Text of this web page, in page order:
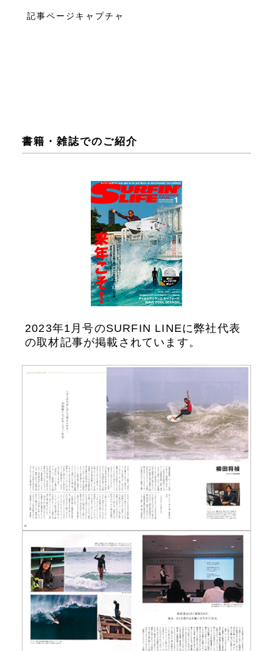
記事ページキャプチャ
書籍・雑誌でのご紹介
2023年1月号のSURFIN LINEに弊社代表
の取材記事が掲載されています。